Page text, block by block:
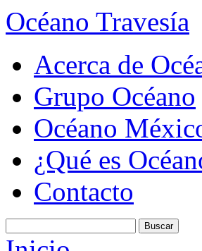
Océano Travesía
Acerca de
Grupo Océano
Océano
¿Qué es
Contacto